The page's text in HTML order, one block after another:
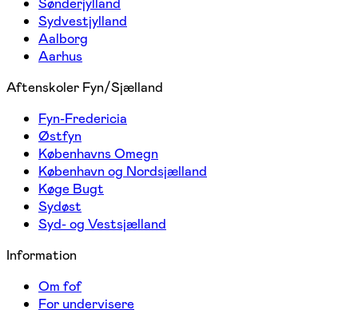
Sydvestjylland
Aalborg
Aarhus
Aftenskoler Fyn/Sjælland
Fyn-Fredericia
Østfyn
Københavns Omegn
København og Nordsjælland
Køge Bugt
Sydøst
Syd- og Vestsjælland
Information
Om fof
For undervisere